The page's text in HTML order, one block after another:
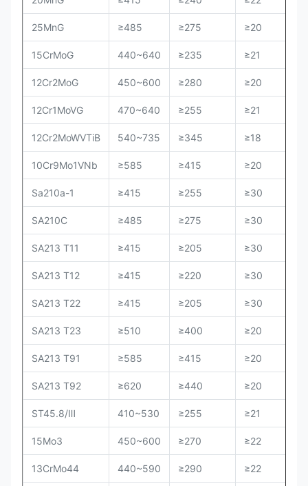
25MnG ≥485 ≥275 ≥20
15CrMoG 440~640 ≥235 ≥21
12Cr2MoG 450~600 ≥280 ≥20
12Cr1MoVG 470~640 ≥255 ≥21
12Cr2MoWVTiB 540~735 ≥345 ≥18
10Cr9Mo1VNb ≥585 ≥415 ≥20
Sa210a-1 ≥415 ≥255 ≥30
SA210C ≥485 ≥275 ≥30
SA213 T11 ≥415 ≥205 ≥30
SA213 T12 ≥415 ≥220 ≥30
SA213 T22 ≥415 ≥205 ≥30
SA213 T23 ≥510 ≥400 ≥20
SA213 T91 ≥585 ≥415 ≥20
SA213 T92 ≥620 ≥440 ≥20
ST45.8/Ⅲ 410~530 ≥255 ≥21
15Mo3 450~600 ≥270 ≥22
13CrMo44 440~590 ≥290 ≥22